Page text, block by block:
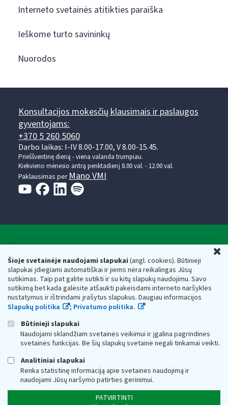
Šioje svetainėje naudojami slapukai(angl. cookies). Būtinieji
slapukai įdiegiami automatiškai ir jiems nėra reikalingas Jūsų
sutikimas. Taip pat galite sutikti ir su kitų slapukų naudojimu. Savo
sutikimą bet kada galėsite atšaukti pakeisdami interneto naršyklės
nustatymus ir ištrindami įrašytus slapukus. Daugiau informacijos
Slapukų politika
; Privatumo politika.
Būtinieji slapukai
Naudojami sklandžiam svetainės veikimui ir įgalina pagrindines
svetainės funkcijas. Be šių slapukų svetainė negali tinkamai veikti.
Analitiniai slapukai
Renka statistinę informaciją apie svetainės naudojimą ir
naudojami Jūsų naršymo patirties gerinimui.
PATVIRTINTI
Interneto svetainės atitikties paraiška
Ieškome turto savininkų
Nuorodos
Konsultacijos mokesčių klausimais ir paslaugos
gyventojams:
+370 5 260 5060
Darbo laikas: I-IV 8.00-17.00, V 8.00-15.45.
Prieššventinę dieną - viena valanda trumpiau.
Kiekvieno mėnesio antrą penktadienį 8.00 val. - 12.00 val.
Paklausimas per Mano VMI
Respublikos finansų ministerijos
Biudžetinė įstaiga. Juridinio asmens kodas — 188659752,
adresas: Vasario 16-osios g. 14, 01107 Vilnius, Lietuva, el.paštas:
vmi@vmi.lt, E. pristatymo dėžutės adresas 188659752
Duomenys apie Valstybinę mokesčių inspekciją prie Lietuvos
Respublikos finansų ministerijos kaupiami ir saugomi Juridinių